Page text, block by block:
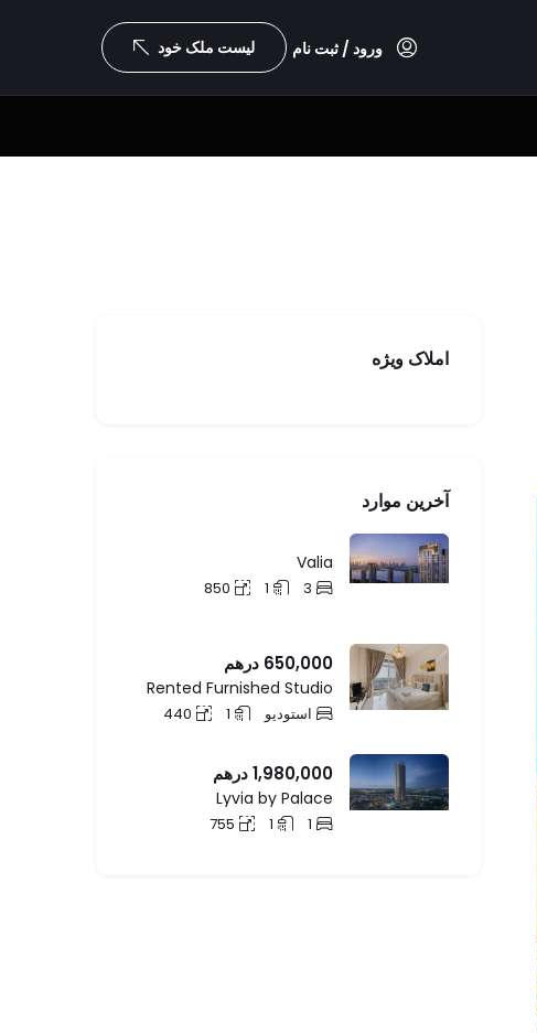
ورود / ثبت نام لیست ملک خود
املاک ویژه
آخرین موارد
Valia
3
1
850
650,000 درهم
Rented Furnished Studio
استودیو 1
440
1,980,000درهم
Lyvia by Palace
1
1
755